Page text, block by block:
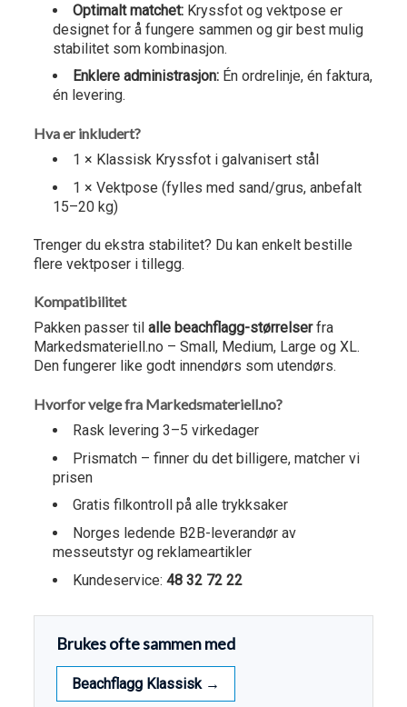
Optimalt matchet: Kryssfot og vektpose er
designet for å fungere sammen og gir best mulig
stabilitet som kombinasjon.
Enklere administrasjon: Én ordrelinje, én faktura,
én levering.
Hva er inkludert?
1 × Klassisk Kryssfot i galvanisert stål
1 × Vektpose (fylles med sand/grus, anbefalt
15–20 kg)
Trenger du ekstra stabilitet? Du kan enkelt bestille
flere vektposer i tillegg.
Kompatibilitet
Pakken passer tilalle beachflagg-størrelserfra
Markedsmateriell.no – Small, Medium, Large og XL.
Den fungerer like godt innendørs som utendørs.
Hvorfor velge fra Markedsmateriell.no?
Rask levering 3–5 virkedager
Prismatch – finner du det billigere, matcher vi
prisen
Gratis filkontroll på alle trykksaker
Norges ledende B2B-leverandør av
messeutstyr og reklameartikler
Kundeservice:48 32 72 22
Brukes ofte sammen med
Beachflagg Klassisk →